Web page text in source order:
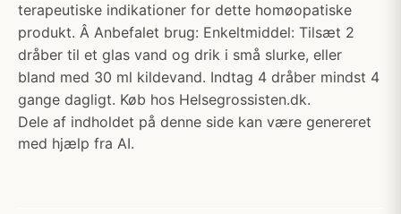
terapeutiske indikationer for dette homøopatiske
produkt. Â Anbefalet brug: Enkeltmiddel: Tilsæt 2
dråber til et glas vand og drik i små slurke, eller
bland med 30 ml kildevand. Indtag 4 dråber mindst 4
gange dagligt. Køb hos Helsegrossisten.dk.
Dele af indholdet på denne side kan være genereret
med hjælp fra AI.